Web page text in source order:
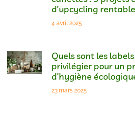
d’upcycling
4 avril 2025
Quels sont les
privilégier pour un
d’hygiène
23 mars 2025